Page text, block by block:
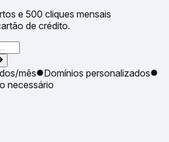
e 500 cliques mensais
de crédito.
mês
Domínios personalizados
necessário